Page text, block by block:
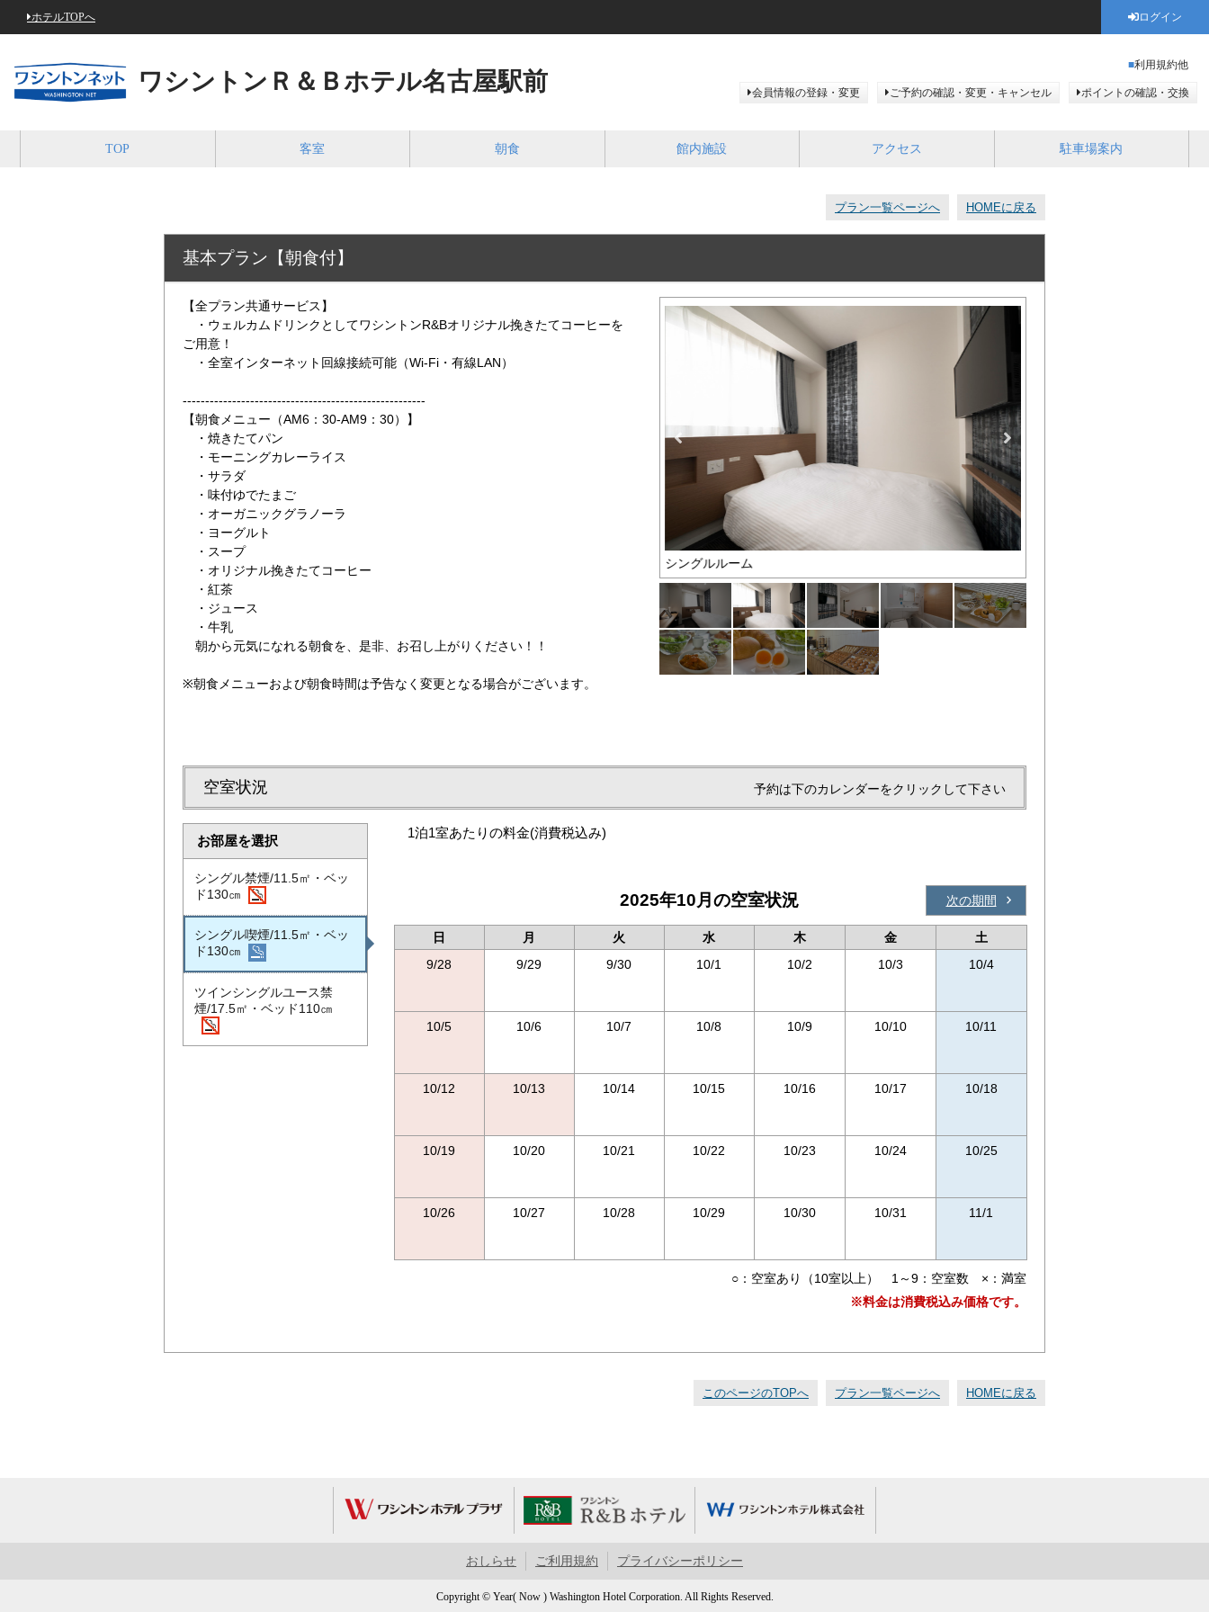
ホテルTOPへ ログイン
ワシントンＲ＆Ｂホテル名古屋駅前
利用規約他
会員情報の登録・変更 ご予約の確認・変更・キャンセル ポイントの確認・交換
TOP 客室 朝食 館内施設 アクセス 駐車場案内
プラン一覧ページへ HOMEに戻る
基本プラン【朝食付】
【全プラン共通サービス】
・ウェルカムドリンクとしてワシントンR&Bオリジナル挽きたてコーヒーを
ご用意！
・全室インターネット回線接続可能（Wi-Fi・有線LAN）
------------------------------------------------------
【朝食メニュー（AM6：30-AM9：30）】
・焼きたてパン
・モーニングカレーライス
・サラダ
・味付ゆでたまご
・オーガニックグラノーラ
・ヨーグルト
・スープ
・オリジナル挽きたてコーヒー
・紅茶
・ジュース
・牛乳
朝から元気になれる朝食を、是非、お召し上がりください！！
※朝食メニューおよび朝食時間は予告なく変更となる場合がございます。
清潔で機能的な客室 シングルルーム
空室状況 予約は下のカレンダーをクリックして下さい
お部屋を選択
シングル禁煙/11.5㎡・ベッ
ド130㎝
シングル喫煙/11.5㎡・ベッ
ド130㎝
ツインシングルユース禁
煙/17.5㎡・ベッド110㎝
1泊1室あたりの料金(消費税込み)
2025年10月の空室状況 次の期間
日 月 火 水 木 金
土
9/28
9/29 9/30 10/1 10/2 10/3 10/4
10/5 10/6 10/7 10/8 10/9 10/10 10/11
10/12 10/13 10/14 10/15 10/16 10/17 10/18
10/19 10/20 10/21 10/22 10/23 10/24 10/25
10/26 10/27 10/28 10/29 10/30 10/31 11/1
○：空室あり（10室以上） 1～9：空室数 ×：満室
※料金は消費税込み価格です。
このページのTOPへ プラン一覧ページへ HOMEに戻る
おしらせ ご利用規約 プライバシーポリシー
Copyright © Year( Now ) Washington Hotel Corporation. All Rights Reserved.